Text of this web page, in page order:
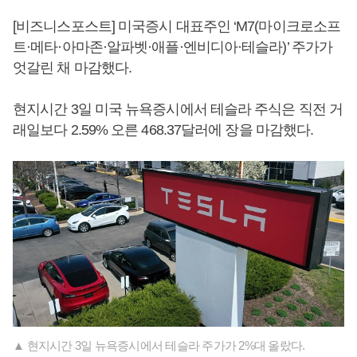
[비즈니스포스트] 미국증시 대표주인 ‘M7(마이크로소프
트·메타·아마존·알파벳·애플·엔비디아·테슬라)’ 주가가
엇갈린 채 마감했다.
현지시간 3일 미국 뉴욕증시에서 테슬라 주식은 직전 거
래일보다 2.59% 오른 468.37달러에 장을 마감했다.
▲ 현지시간 3일 뉴욕증시에서 테슬라 주가가 2%대 올랐다.